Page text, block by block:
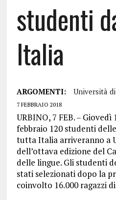
studenti
Italia
ARGOMENTI: Università
7 FEBBRAIO 2018
URBINO, 7 FEB. – Giovedì
febbraio 120 studenti
tutta Italia arriveranno a
dell’ottava edizione del
delle lingue. Gli studenti
stati selezionati dopo la
coinvolto 16.000 ragazzi